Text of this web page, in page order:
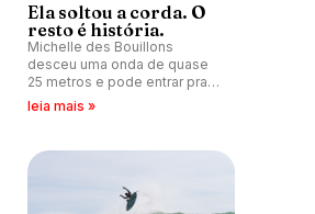
Ela soltou a corda. O
resto é história.
Michelle des Bouillons
desceu uma onda de quase
25 metros e pode entrar pra
história com recorde no
como chegou até aqui.
leia mais »